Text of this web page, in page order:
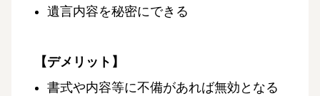
遺言内容を秘密にできる
【デメリット】
書式や内容等に不備があれば無効となる